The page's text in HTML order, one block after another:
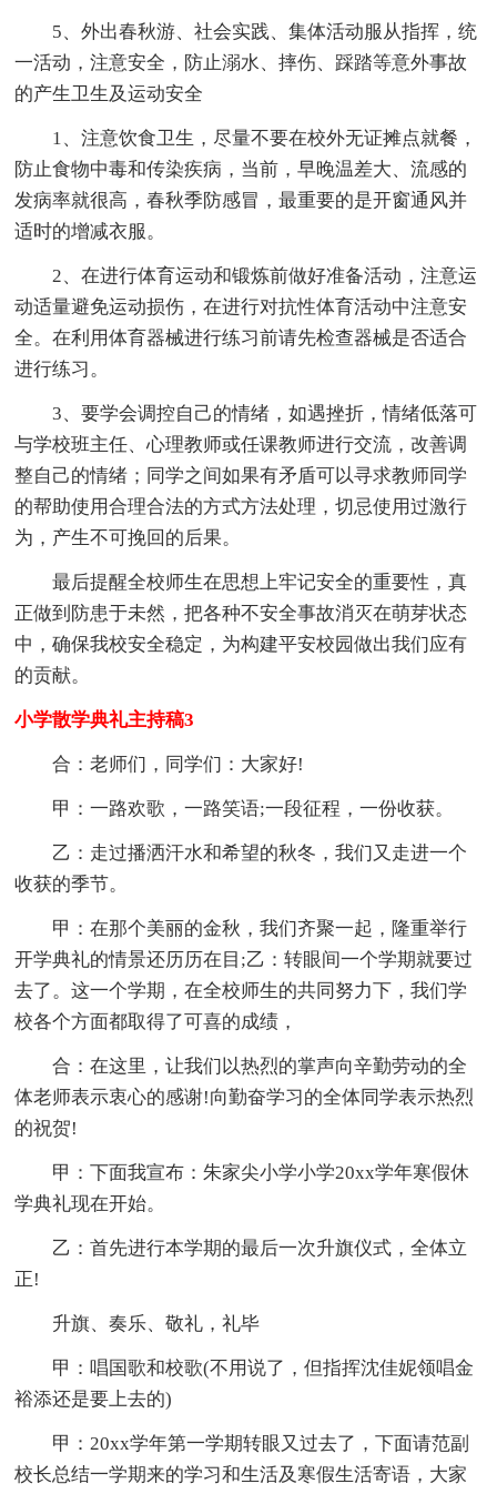
5、外出春秋游、社会实践、集体活动服从指挥，统
一活动，注意安全，防止溺水、摔伤、踩踏等意外事故
的产生卫生及运动安全
1、注意饮食卫生，尽量不要在校外无证摊点就餐，
防止食物中毒和传染疾病，当前，早晚温差大、流感的
发病率就很高，春秋季防感冒，最重要的是开窗通风并
适时的增减衣服。
2、在进行体育运动和锻炼前做好准备活动，注意运
动适量避免运动损伤，在进行对抗性体育活动中注意安
全。在利用体育器械进行练习前请先检查器械是否适合
进行练习。
3、要学会调控自己的情绪，如遇挫折，情绪低落可
与学校班主任、心理教师或任课教师进行交流，改善调
整自己的情绪；同学之间如果有矛盾可以寻求教师同学
的帮助使用合理合法的方式方法处理，切忌使用过激行
为，产生不可挽回的后果。
最后提醒全校师生在思想上牢记安全的重要性，真
正做到防患于未然，把各种不安全事故消灭在萌芽状态
中，确保我校安全稳定，为构建平安校园做出我们应有
的贡献。
小学散学典礼主持稿3
合：老师们，同学们：大家好!
甲：一路欢歌，一路笑语;一段征程，一份收获。
乙：走过播洒汗水和希望的秋冬，我们又走进一个
收获的季节。
甲：在那个美丽的金秋，我们齐聚一起，隆重举行
开学典礼的情景还历历在目;乙：转眼间一个学期就要过
去了。这一个学期，在全校师生的共同努力下，我们学
校各个方面都取得了可喜的成绩，
合：在这里，让我们以热烈的掌声向辛勤劳动的全
体老师表示衷心的感谢!向勤奋学习的全体同学表示热烈
的祝贺!
甲：下面我宣布：朱家尖小学小学20xx学年寒假休
学典礼现在开始。
乙：首先进行本学期的最后一次升旗仪式，全体立
正!
升旗、奏乐、敬礼，礼毕
甲：唱国歌和校歌(不用说了，但指挥沈佳妮领唱金
裕添还是要上去的)
甲：20xx学年第一学期转眼又过去了，下面请范副
校长总结一学期来的学习和生活及寒假生活寄语，大家